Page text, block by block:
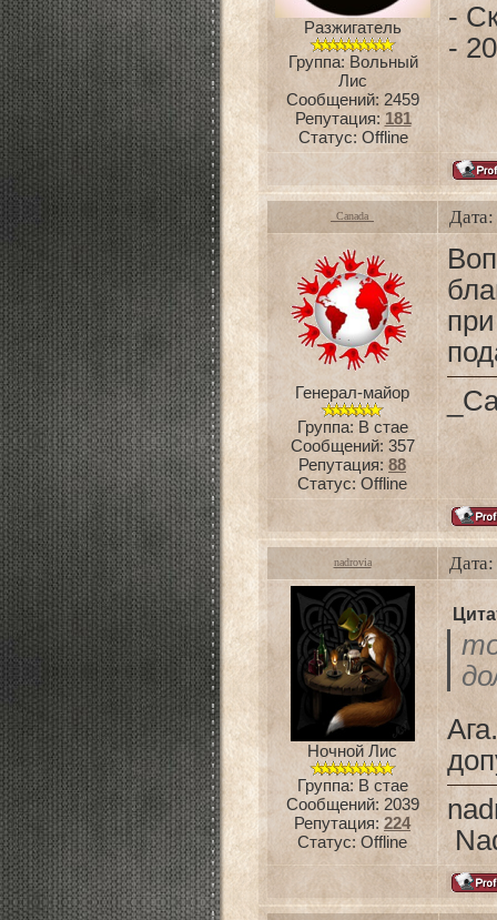
Разжигатель
Группа: Вольный
Лис
Сообщений: 2459
Репутация:181
Статус: Offline
-
-
_Canada_
Генерал-майор
Группа: В стае
Сообщений: 357
Репутация: 88
Статус: Offline
nadrovia
Ночной Лис
Группа: В стае
Сообщений: 2039
Репутация:224
Статус: Offline